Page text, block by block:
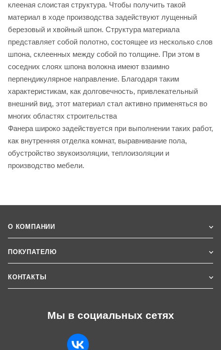
клееная слоистая структура. Чтобы получить такой
материал в ходе производства задействуют лущенный
березовый и хвойный шпон. Структура материала
представляет собой полотно, состоящее из несколько слов
шпона, склеенных между собой по толщине. При этом в
соседних слоях шпона волокна имеют взаимно
перпендикулярное направление. Благодаря таким
характеристикам, как долговечность, привлекательный
внешний вид, этот материал стал активно применяться во
многих областях строительства
Фанера широко задействуется при выполнении таких работ,
как внутренняя отделка комнат, выравнивание пола,
обустройство звукоизоляции, теплоизоляции и
производство мебели.
О КОМПАНИИ
ПОКУПАТЕЛЮ
КОНТАКТЫ
Мы в социальных сетях